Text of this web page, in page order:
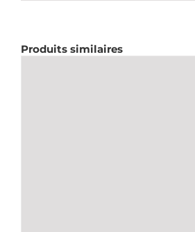
Produits similaires